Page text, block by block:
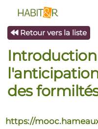
Retour vers la liste
des
https://